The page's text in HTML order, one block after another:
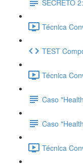
SECRETO
Técnica
TEST
Técnica
Caso
Caso
Técnica